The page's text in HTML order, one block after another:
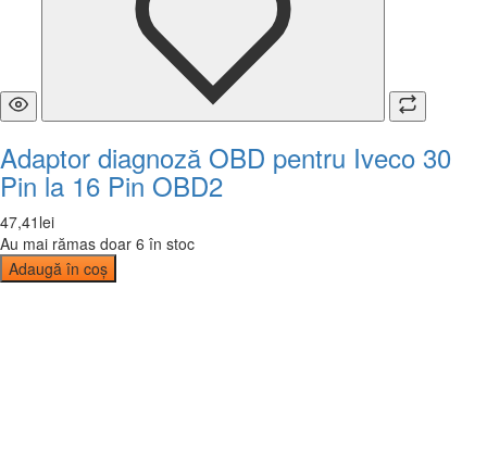
Adaptor diagnoză OBD pentru Iveco 30
Pin la 16 Pin OBD2
47,41 lei
Au mai rămas doar 6 în stoc
Adaugă în coș